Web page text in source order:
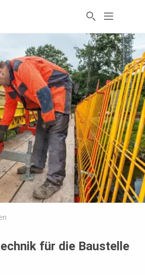
für die Baustelle